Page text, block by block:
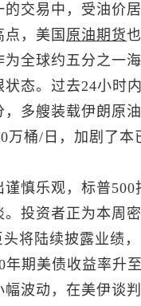
的交易中，受油价
，美国 原油期货
全球约五分之一
态。过去24小时
多艘装载伊朗原
万桶/日，加剧了
慎乐观， 标普500
投资者正为本周
将陆续披露业绩
期美债收益率升
幅波动，在美伊谈